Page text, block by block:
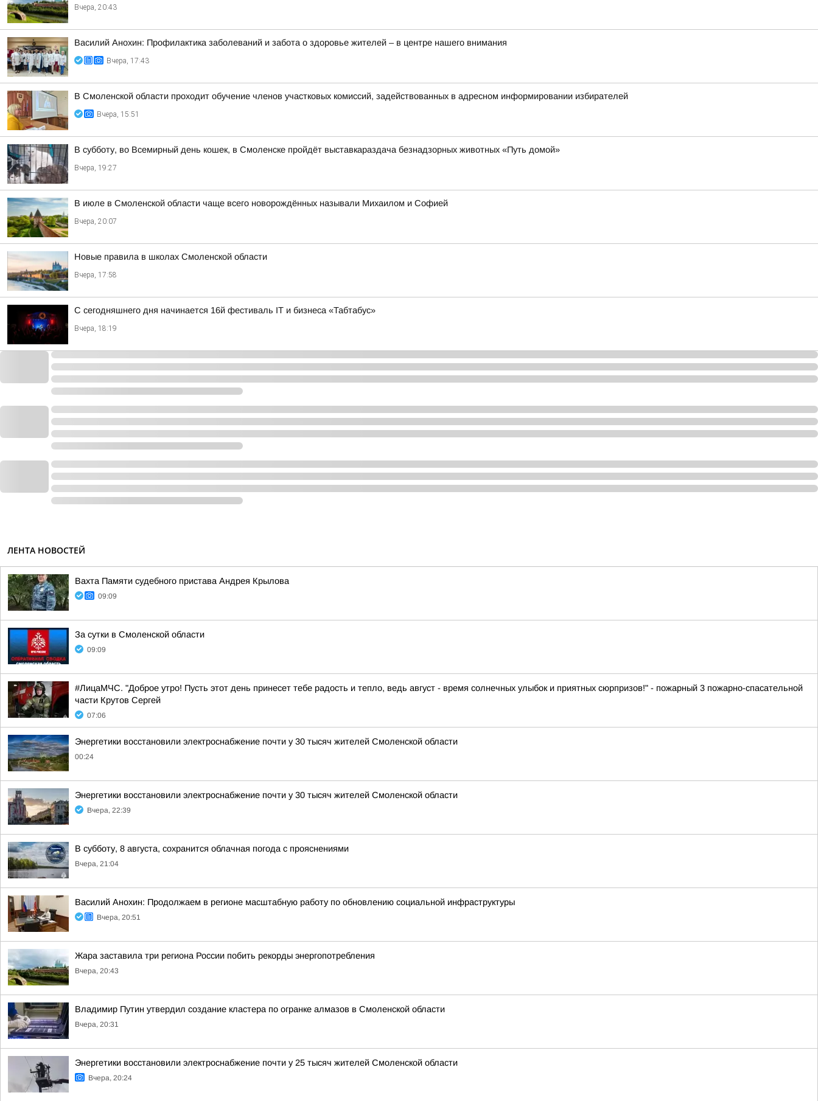
Вчера, 20:43
Василий Анохин: Профилактика заболеваний и забота о здоровье жителей – в центре нашего внимания
Вчера, 17:43
В Смоленской области проходит обучение членов участковых комиссий, задействованных в адресном информировании избирателей
Вчера, 15:51
В субботу, во Всемирный день кошек, в Смоленске пройдёт выставкараздача безнадзорных животных «Путь домой»
Вчера, 19:27
В июле в Смоленской области чаще всего новорождённых называли Михаилом и Софией
Вчера, 20:07
Новые правила в школах Смоленской области
Вчера, 17:58
С сегодняшнего дня начинается 16й фестиваль IT и бизнеса «Табтабус»
Вчера, 18:19
ЛЕНТА НОВОСТЕЙ
Вахта Памяти судебного пристава Андрея Крылова
09:09
За сутки в Смоленской области
09:09
#ЛицаМЧС. "Доброе утро! Пусть этот день принесет тебе радость и тепло, ведь август - время солнечных улыбок и приятных сюрпризов!" - пожарный 3 пожарно-спасательной
части Крутов Сергей
07:06
Энергетики восстановили электроснабжение почти у 30 тысяч жителей Смоленской области
00:24
Энергетики восстановили электроснабжение почти у 30 тысяч жителей Смоленской области
Вчера, 22:39
В субботу, 8 августа, сохранится облачная погода с прояснениями
Вчера, 21:04
Василий Анохин: Продолжаем в регионе масштабную работу по обновлению социальной инфраструктуры
Вчера, 20:51
Жара заставила три региона России побить рекорды энергопотребления
Вчера, 20:43
Владимир Путин утвердил создание кластера по огранке алмазов в Смоленской области
Вчера, 20:31
Энергетики восстановили электроснабжение почти у 25 тысяч жителей Смоленской области
Вчера, 20:24